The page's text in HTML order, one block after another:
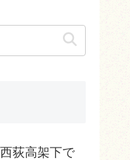
荻高架下で